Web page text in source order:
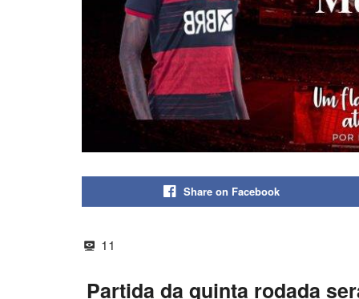
Share on Facebook
11
Partida da quinta rodada